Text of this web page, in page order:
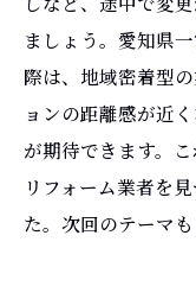
ましょう。愛知県
際は、地域密着型
ョンの距離感が近
が期待できます。
リフォーム業者を
た。次回のテーマ